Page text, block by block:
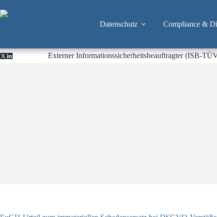
Inhalt
Datenschutz Compliance &
Externer Informationssicherheitsbeauftragter (ISB-